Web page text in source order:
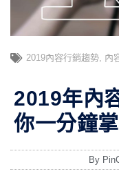
2019內容行銷趨勢, 內
2019年內
你一分鐘掌
By